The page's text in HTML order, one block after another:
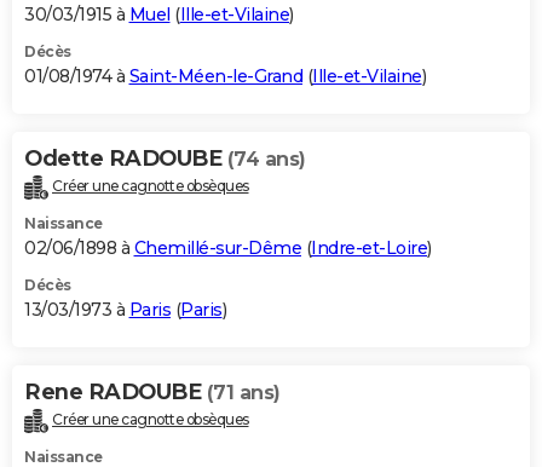
30/03/1915 à Muel (Ille-et-Vilaine)
Décès
01/08/1974 à Saint-Méen-le-Grand (Ille-et-Vilaine)
Odette RADOUBE (74 ans)
Créer une cagnotte obsèques
Naissance
02/06/1898 à Chemillé-sur-Dême (Indre-et-Loire)
Décès
13/03/1973 à Paris (Paris)
Rene RADOUBE (71 ans)
Créer une cagnotte obsèques
Naissance